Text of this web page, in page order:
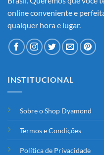
online conveniente e
qualquer hora e lugar.
INSTITUCIONAL
Sobre o Shop Dyamond
Termos e Condições
Política de Privacidade